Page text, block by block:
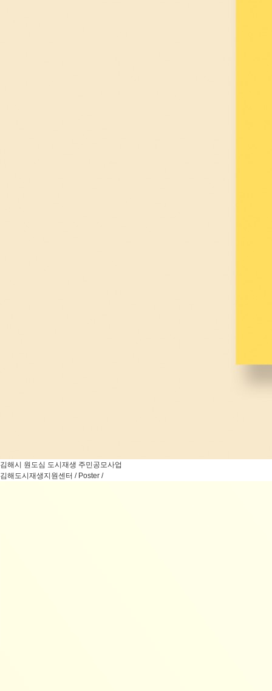
김해시 원도심 도시재생 주민공모사업
김해도시재생지원센터 / Poster /